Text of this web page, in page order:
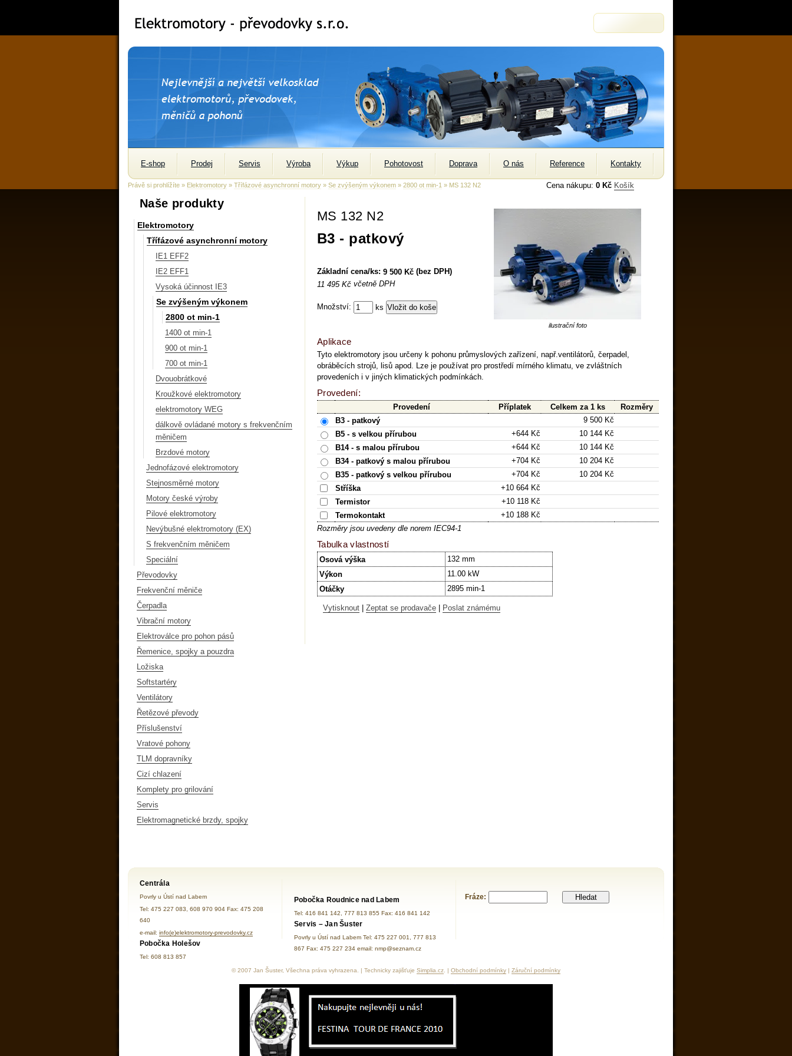
E-shop Prodej Servis Výroba Výkup Pohotovost Doprava O nás Reference Kontakty
Cena nákupu: 0 Kč Košík
Právě si prohlížíte » Elektromotory » Třífázové asynchronní motory » Se zvýšeným výkonem » 2800 ot min-1 » MS 132 N2
Naše produkty
Elektromotory
Třífázové asynchronní motory
IE1 EFF2
IE2 EFF1
Vysoká účinnost IE3
Se zvýšeným výkonem
2800 ot min-1
1400 ot min-1
900 ot min-1
700 ot min-1
Dvouobrátkové
Kroužkové elektromotory
elektromotory WEG
dálkově ovládané motory s frekvenčním
měničem
Brzdové motory
Jednofázové elektromotory
Stejnosměrné motory
Motory české výroby
Pilové elektromotory
Nevýbušné elektromotory (EX)
S frekvenčním měničem
Speciální
Převodovky
Frekvenční měniče
Čerpadla
Vibrační motory
Elektroválce pro pohon pásů
Řemenice, spojky a pouzdra
Ložiska
Softstartéry
Ventilátory
Řetězové převody
Příslušenství
Vratové pohony
TLM dopravníky
Cizí chlazení
Komplety pro grilování
Servis
Elektromagnetické brzdy, spojky
MS 132 N2
B3 - patkový
Základní cena/ks: 9 500 Kč (bez DPH)
11 495 Kč včetně DPH
Množství: ks
ilustrační foto
Aplikace
Tyto elektromotory jsou určeny k pohonu průmyslových zařízení, např.ventilátorů, čerpadel,
obráběcích strojů, lisů apod. Lze je používat pro prostředí mírného klimatu, ve zvláštních
provedeních i v jiných klimatických podmínkách.
Provedení:
Provedení Příplatek Celkem za 1 ks
Rozměry
B3 - patkový
9 500 Kč
B5 - s velkou přírubou
+644 Kč
10 144 Kč
B14 - s malou přírubou
+644 Kč
10 144 Kč
B34 - patkový s malou přírubou
+704 Kč
10 204 Kč
B35 - patkový s velkou přírubou
+704 Kč
10 204 Kč
Stříška
+10 664 Kč
Termistor
+10 118 Kč
Termokontakt
+10 188 Kč
Rozměry jsou uvedeny dle norem IEC94-1
Tabulka vlastností
Osová výška
132 mm
Výkon
11.00 kW
Otáčky
2895 min-1
Vytisknout Zeptat se prodavače Poslat známému
Centrála
Povrly u Ústí nad Labem
Tel: 475 227 083, 608 970 904 Fax: 475 208
640
e-mail: info(e)elektromotory-prevodovky.cz
Pobočka Holešov
Tel: 608 813 857
Pobočka Roudnice nad Labem
Tel: 416 841 142, 777 813 855 Fax: 416 841 142
Servis – Jan Šuster
Povrly u Ústí nad Labem Tel: 475 227 001, 777 813
867 Fax: 475 227 234 email: nmp@seznam.cz
Fráze: Hledat
© 2007 Jan Šuster, Všechna práva vyhrazena. | Technicky zajišťuje Simplia.cz . | Obchodní podmínky | Záruční podmínky